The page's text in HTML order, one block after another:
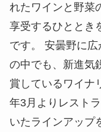
れたワインと野菜
享受するひととき
です。 安曇野に
の中でも、新進気
賞しているワイナ
年3月よりレスト
いたラインアップ